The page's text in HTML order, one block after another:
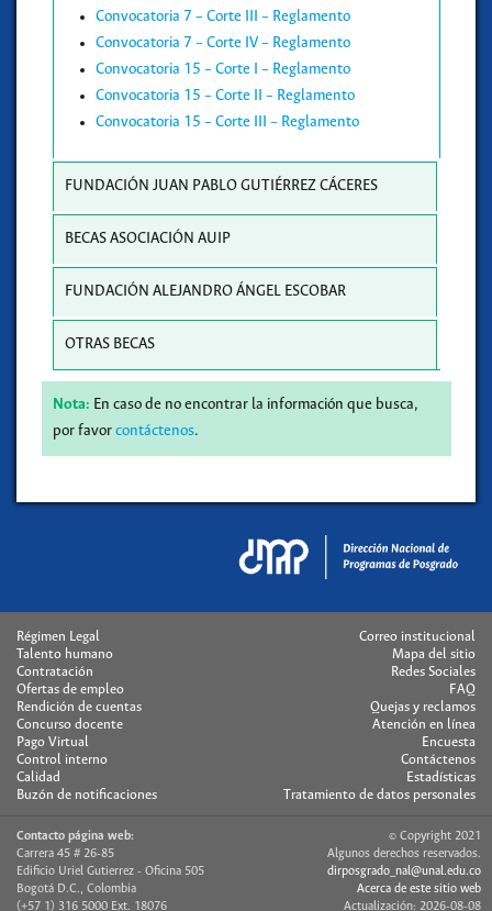
Convocatoria 7 – Corte III – Reglamento
Convocatoria 7 – Corte IV – Reglamento
Convocatoria 15 – Corte I – Reglamento
Convocatoria 15 – Corte II – Reglamento
Convocatoria 15 – Corte III – Reglamento
FUNDACIÓN JUAN PABLO GUTIÉRREZ CÁCERES
BECAS ASOCIACIÓN AUIP
FUNDACIÓN ALEJANDRO ÁNGEL ESCOBAR
OTRAS BECAS
Nota: En caso de no encontrar la información que busca,
por favor contáctenos.
Régimen Legal
Talento humano
Contratación
Ofertas de empleo
Rendición de cuentas
Concurso docente
Pago Virtual
Control interno
Calidad
Buzón de notificaciones
Correo institucional
Mapa del sitio
Redes Sociales
FAQ
Quejas y reclamos
Atención en línea
Encuesta
Contáctenos
Estadísticas
Tratamiento de datos personales
Contacto página web:
Carrera 45 # 26-85
Edificio Uriel Gutierrez - Oficina 505
Bogotá D.C., Colombia
(+57 1) 316 5000 Ext. 18076
© Copyright 2021
Algunos derechos reservados.
dirposgrado_nal@unal.edu.co
Acerca de este sitio web
Actualización: 2026-08-08